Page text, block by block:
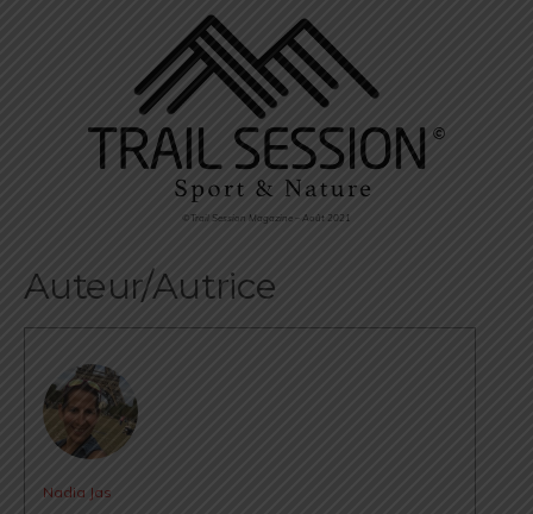
©Trail Session Magazine – Août 2021
Auteur/Autrice
Nadia Jas